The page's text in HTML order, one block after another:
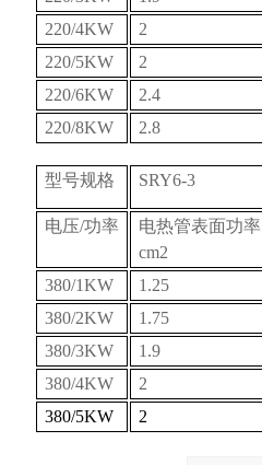
220/4KW
2
220/5KW
2
220/6KW
2.4
220/8KW
2.8
型号规格 SRY6-3
电压/功率
电热管表面功率
cm2
380/1KW 1.25
380/2KW
1.75
380/3KW
1.9
380/4KW
2
380/5KW
2